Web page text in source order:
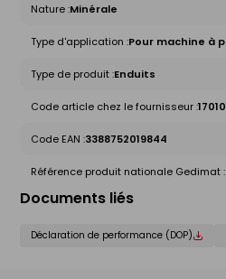
Nature :Minérale
Type d'application :Pour machine à
Type de produit :Enduits
Code article chez le fournisseur :
Code EAN :3388752019844
Référence produit nationale Gedimat :
Documents liés
Déclaration de performance (DOP)